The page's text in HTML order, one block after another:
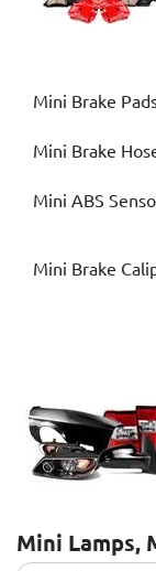
Mini Brake
Mini Brake
Mini ABS
Mini Brake
Mini Lamps,